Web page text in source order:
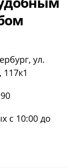
, ул.
с 10:00 до